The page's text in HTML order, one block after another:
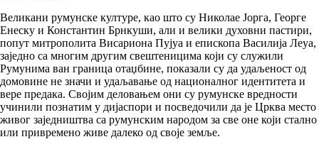
Великани румунске културе, као што су Николае Јорга, Георге
Енеску и Константин Брнкуши, али и велики духовни пастири,
попут митрополита Висариона Пујуа и епископа Василија Леуа,
заједно са многим другим свештеницима који су служили
Румунима ван граница отаџбине, показали су да удаљеност од
домовине не значи и удаљавање од националног идентитета и
вере предака. Својим деловањем они су румунске вредности
учинили познатим у дијаспори и посведочили да је Црква место
живог заједништва са румунским народом за све оне који стално
или привремено живе далеко од своје земље.